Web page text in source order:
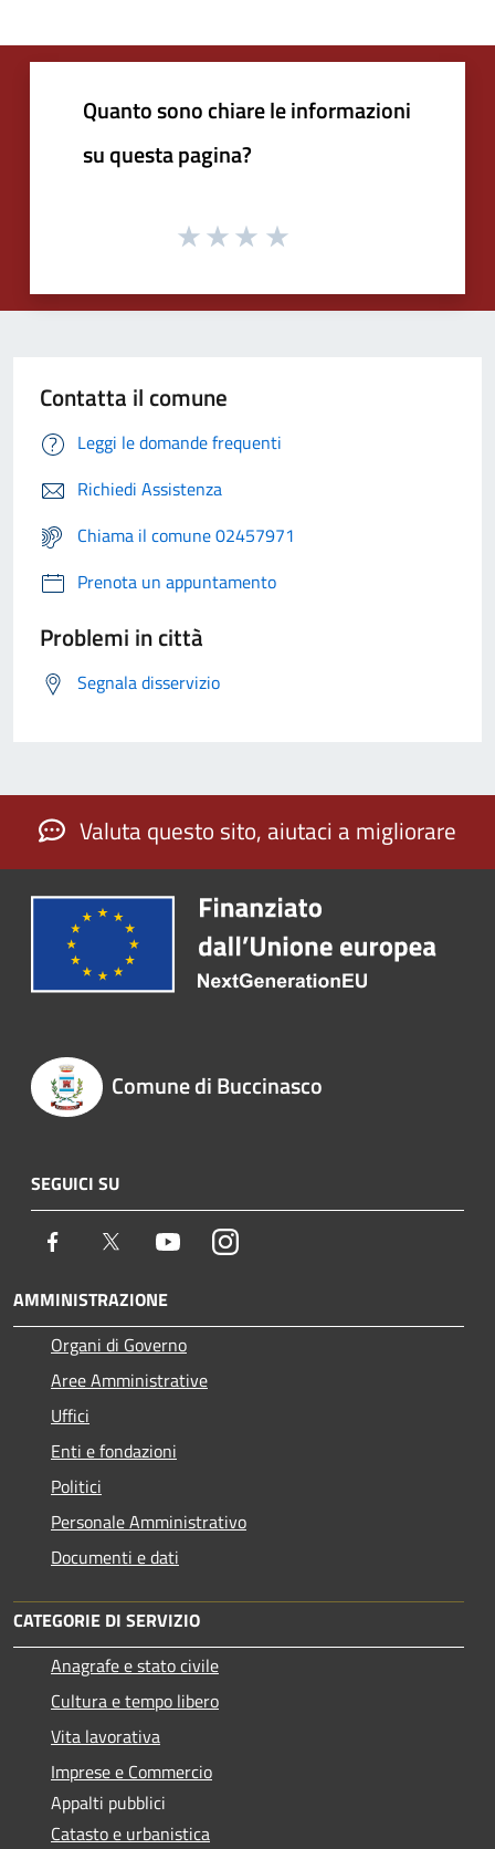
Quanto sono chiare le informazioni
su questa pagina?
Contatta il comune
Leggi le domande frequenti
Richiedi Assistenza
Chiama il comune 02457971
Prenota un appuntamento
Problemi in città
Segnala disservizio
Valuta questo sito, aiutaci a migliorare
Comune di Buccinasco
SEGUICI SU
Facebook Twitter YoutubeInstagram
AMMINISTRAZIONE
Organi di Governo
Aree Amministrative
Uffici
Enti e fondazioni
Politici
Personale Amministrativo
Documenti e dati
CATEGORIE DI SERVIZIO
Anagrafe e stato civile
Cultura e tempo libero
Vita lavorativa
Imprese e Commercio
Appalti pubblici
Catasto e urbanistica